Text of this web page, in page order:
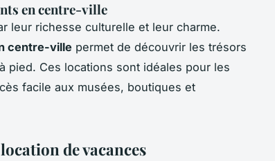
en centre-ville
leur richesse culturelle et leur charme.
centre-ville permet de découvrir les trésors
pied. Ces locations sont idéales pour les
facile aux musées, boutiques et
de vacances